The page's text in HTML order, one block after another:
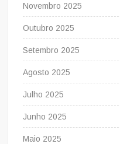
Novembro 2025
Outubro 2025
Setembro 2025
Agosto 2025
Julho 2025
Junho 2025
Maio 2025